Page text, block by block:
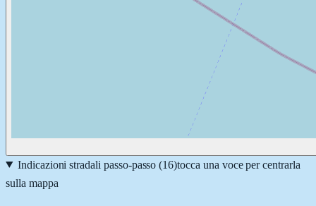
Indicazioni stradali passo-passo (16)tocca una voce per centrarla
sulla mappa